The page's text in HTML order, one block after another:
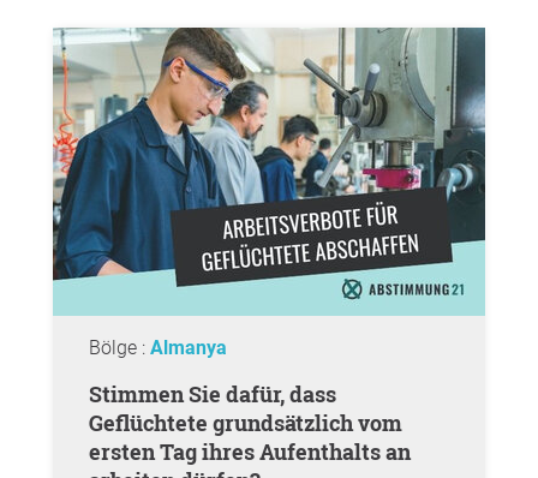
Bölge : Almanya
Stimmen Sie dafür, dass
Geflüchtete grundsätzlich vom
ersten Tag ihres Aufenthalts an